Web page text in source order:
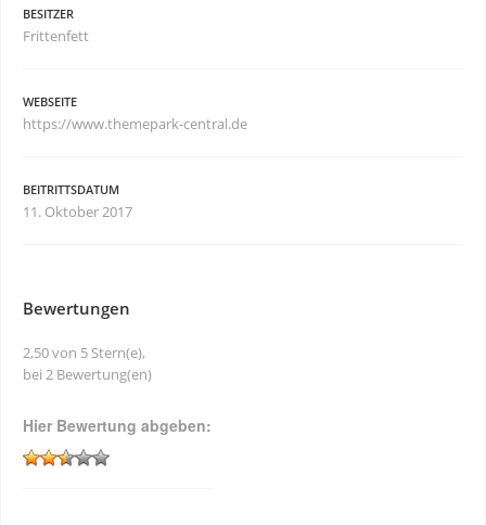
BESITZER
Frittenfett
WEBSEITE
https://www.themepark-central.de
BEITRITTSDATUM
11. Oktober 2017
Bewertungen
2,50 von 5 Stern(e),
bei 2 Bewertung(en)
Hier Bewertung abgeben: